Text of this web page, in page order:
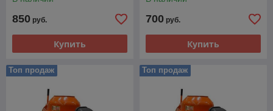
850 руб.
Купить
700 руб.
Купить
Топ продаж Топ продаж